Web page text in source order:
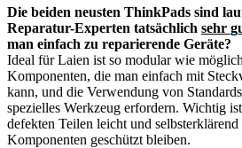
Die beiden neusten ThinkPads sind
Reparatur-Experten tatsächlich sehr
man einfach zu reparierende Geräte?
Ideal für Laien ist so modular wie
Komponenten, die man einfach mit
kann, und die Verwendung von
spezielles Werkzeug erfordern. Wichtig
defekten Teilen leicht und
Komponenten geschützt bleiben.